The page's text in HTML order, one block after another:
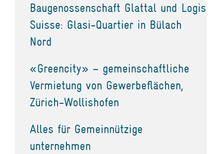
Baugenossenschaft Glattal und Logis
Suisse: Glasi-Quartier in Bülach
Nord
«Greencity» – gemeinschaftliche
Vermietung von Gewerbeflächen,
Zürich-Wollishofen
Alles für Gemeinnützige
unternehmen